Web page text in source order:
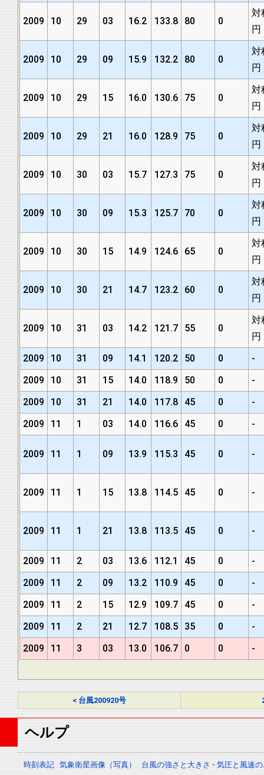
2009 10 29 03 16.2 133.8 80 0
対
円
2009 10 29 09 15.9 132.2 80 0
対
円
2009 10 29 15 16.0 130.6 75 0
対
円
2009 10 29 21 16.0 128.9 75 0
対
円
2009 10 30 03 15.7 127.3 75 0
対
円
2009 10 30 09 15.3 125.7 70 0
対
円
2009 10 30 15 14.9 124.6 65 0
対
円
2009 10 30 21 14.7 123.2 60 0
対
円
2009 10 31 03 14.2 121.7 55 0
対
円
2009
10 31 09 14.1 120.2 50 0
-
2009
10 31 15 14.0 118.9 50 0
-
2009
10 31 21 14.0 117.8 45 0
-
2009
11 1 03 14.0 116.6 45 0 -
2009 11 1 09 13.9 115.3 45 0 -
2009 11 1 15 13.8 114.5 45 0 -
2009 11 1 21 13.8 113.5 45 0 -
2009 11 2 03 13.6 112.1 45 0
-
2009
11 2 09 13.2 110.9 45 0
-
2009
11 2 15 12.9 109.7 45 0
-
2009
11 2 21 12.7 108.5 35 0
-
2009
11 3 03 13.0 106.7 0 0 -
< 台風200920号
ヘルプ
時刻表記 気象衛星画像（写真） 台風の強さと大きさ - 気圧と風速